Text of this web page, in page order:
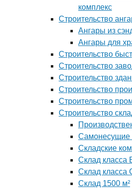
комплекс
Строительство
Ангары из
Ангары для
Строительство
Строительство
Строительство
Строительство
Строительство
Строительство
Самонесущие
Складские
Склад класса
Склад класса
Склад 1500 м²